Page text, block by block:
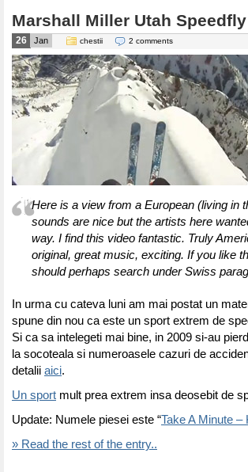
Marshall Miller Utah Speedfly
26 Jan chestii 2 comments
Here is a view from a European (living in
sounds are nice but the artists here
way. I find this video fantastic. Truly
original, great music, exciting. If you like
should perhaps search under Swiss
In urma cu cateva luni am mai postat un
spune din nou ca este un sport extrem de
Si ca sa intelegeti mai bine, in 2009 si-au
la socoteala si numeroasele cazuri de
detalii aici.
Un sport mult prea extrem insa deosebit de
Update: Numele piesei este “Take A Minute –
» Read the rest of the entry..